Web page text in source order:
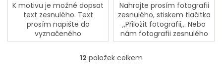
K motivu je možné dopsat
text zesnulého. Text
prosím napište do
vyznačeného
okénka,,Jméno, Příjmení,
Datum narození, Datum
úmrtí a Doplňující text a
Nahrajte prosím fotografii
zesnulého, stiskem tlačitka
,,Přiložit fotografii,,. Nebo
nám fotografii zesnulého
pošlete poštou na adresu:
MANUFAKTURA, Mostecká
O
12 položek celkem